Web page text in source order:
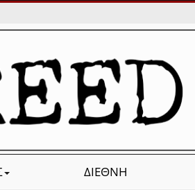
ΔΙΕΘΝΉ